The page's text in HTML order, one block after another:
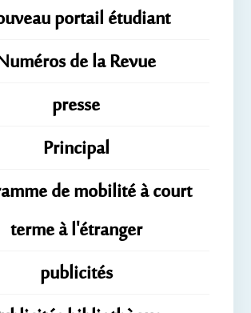
portail étudiant
de la Revue
presse
Principal
de mobilité à court
terme à l'étranger
publicités